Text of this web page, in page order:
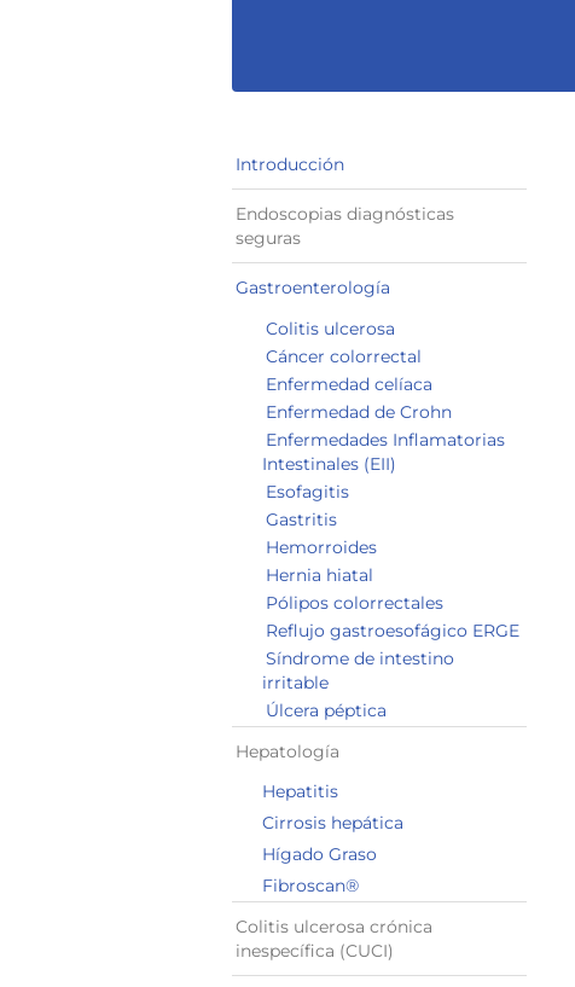
Introducción
Endoscopias diagnósticas
seguras
Gastroenterología
Colitis ulcerosa
Cáncer colorrectal
Enfermedad celíaca
Enfermedad de Crohn
Enfermedades Inflamatorias
Intestinales (EII)
Esofagitis
Gastritis
Hemorroides
Hernia hiatal
Pólipos colorrectales
Reflujo gastroesofágico ERGE
Síndrome de intestino
irritable
Úlcera péptica
Hepatología
Hepatitis
Cirrosis hepática
Hígado Graso
Fibroscan®
Colitis ulcerosa crónica
inespecífica (CUCI)